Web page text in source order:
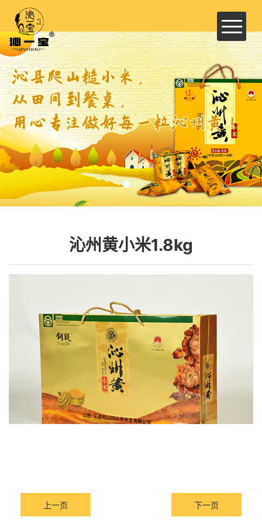
首页
企业简介
新闻动态
产品展示
荣誉资质
联系我们
沁州黄小米1.8kg
上一页 下一页